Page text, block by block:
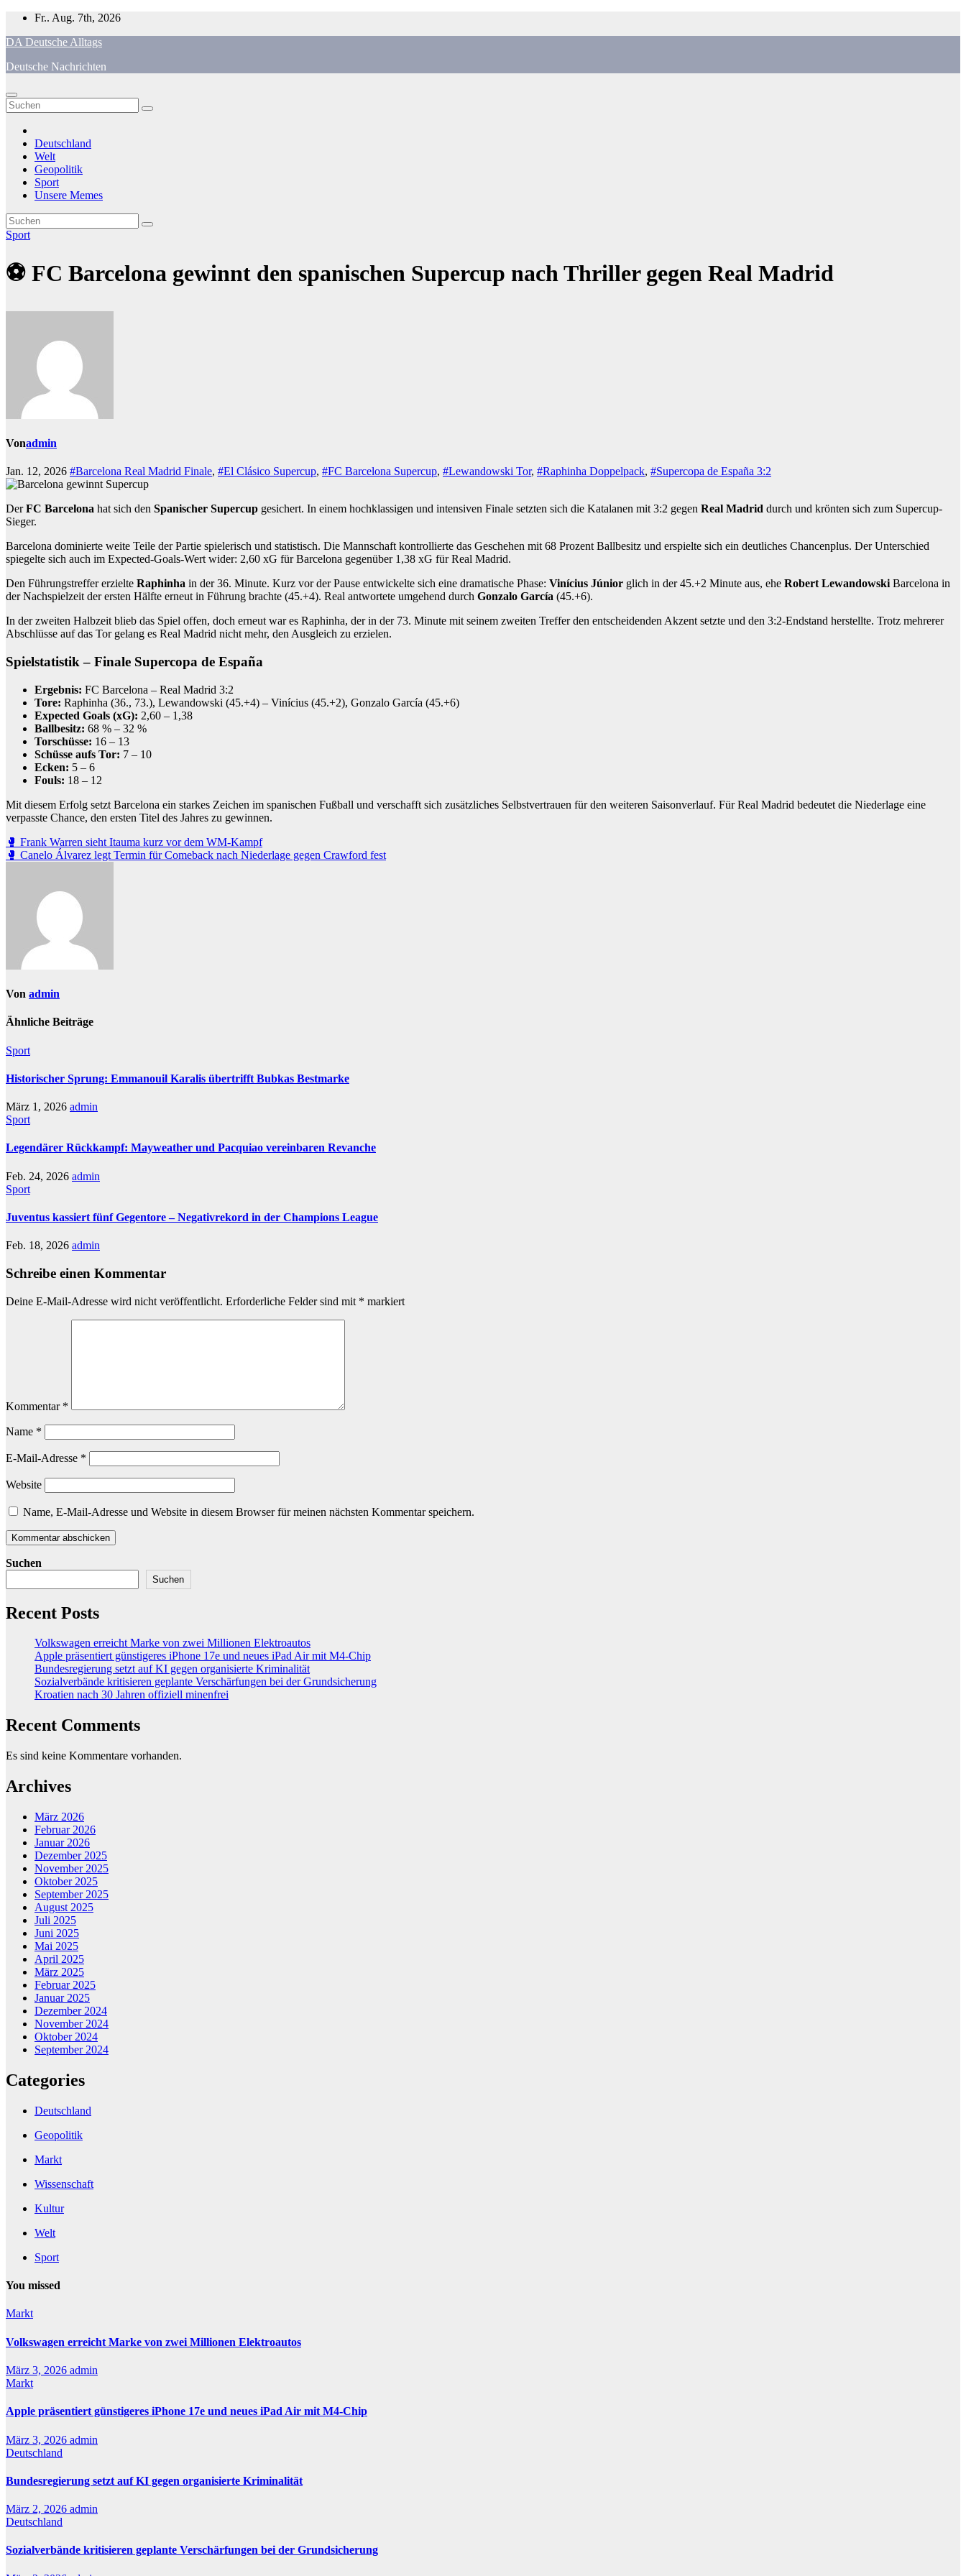
Zum
springen
Fr.. Aug. 7th, 2026
DA Deutsche Alltags
Deutsche Nachrichten
Deutschland
Welt
Geopolitik
Sport
Unsere Memes
Sport
⚽ FC Barcelona gewinnt den spanischen Supercup nach Thriller gegen Real Madrid
Vonadmin
Jan. 12, 2026 #Barcelona Real Madrid Finale, #El Clásico Supercup, #FC Barcelona Supercup, #Lewandowski Tor, #Raphinha Doppelpack, #Supercopa de España 3:2
DerFC Barcelona hat sich den Spanischer Supercup gesichert. In einem hochklassigen und intensiven Finale setzten sich die Katalanen mit 3:2 gegen Real Madrid durch und krönten sich zum Supercup-
Sieger.
Barcelona dominierte weite Teile der Partie spielerisch und statistisch. Die Mannschaft kontrollierte das Geschehen mit 68 Prozent Ballbesitz und erspielte sich ein deutliches Chancenplus. Der Unterschied
spiegelte sich auch im Expected-Goals-Wert wider: 2,60 xG für Barcelona gegenüber 1,38 xG für Real Madrid.
Den Führungstreffer erzielte Raphinha in der 36. Minute. Kurz vor der Pause entwickelte sich eine dramatische Phase: Vinícius Júnior glich in der 45.+2 Minute aus, ehe Robert LewandowskiBarcelona in
der Nachspielzeit der ersten Hälfte erneut in Führung brachte (45.+4). Real antwortete umgehend durch Gonzalo García (45.+6).
In der zweiten Halbzeit blieb das Spiel offen, doch erneut war es Raphinha, der in der 73. Minute mit seinem zweiten Treffer den entscheidenden Akzent setzte und den 3:2-Endstand herstellte. Trotz mehrerer
Abschlüsse auf das Tor gelang es Real Madrid nicht mehr, den Ausgleich zu erzielen.
Spielstatistik – Finale Supercopa de España
Ergebnis: FC Barcelona – Real Madrid 3:2
Tore: Raphinha (36., 73.), Lewandowski (45.+4) – Vinícius (45.+2), Gonzalo García (45.+6)
Expected Goals (xG): 2,60 – 1,38
Ballbesitz: 68 % – 32 %
Torschüsse: 16 – 13
Schüsse aufs Tor: 7 – 10
Ecken: 5 – 6
Fouls: 18 – 12
Mit diesem Erfolg setzt Barcelona ein starkes Zeichen im spanischen Fußball und verschafft sich zusätzliches Selbstvertrauen für den weiteren Saisonverlauf. Für Real Madrid bedeutet die Niederlage eine
verpasste Chance, den ersten Titel des Jahres zu gewinnen.
Beitragsnavigation
🥊 Frank Warren sieht Itauma kurz vor dem WM-Kampf
🥊 Canelo Álvarez legt Termin für Comeback nach Niederlage gegen Crawford fest
Von admin
Ähnliche Beiträge
Sport
Historischer Sprung: Emmanouil Karalis übertrifft Bubkas Bestmarke
März 1, 2026 admin
Sport
Legendärer Rückkampf: Mayweather und Pacquiao vereinbaren Revanche
Feb. 24, 2026 admin
Sport
Juventus kassiert fünf Gegentore – Negativrekord in der Champions League
Feb. 18, 2026 admin
Schreibe einen Kommentar
Deine E-Mail-Adresse wird nicht veröffentlicht. Erforderliche Felder sind mit * markiert
Kommentar *
Name *
E-Mail-Adresse *
Website
Name, E-Mail-Adresse und Website in diesem Browser für meinen nächsten Kommentar speichern.
Suchen
Suchen
Recent Posts
Volkswagen erreicht Marke von zwei Millionen Elektroautos
Apple präsentiert günstigeres iPhone 17e und neues iPad Air mit M4-Chip
Bundesregierung setzt auf KI gegen organisierte Kriminalität
Sozialverbände kritisieren geplante Verschärfungen bei der Grundsicherung
Kroatien nach 30 Jahren offiziell minenfrei
Recent Comments
Es sind keine Kommentare vorhanden.
Archives
März 2026
Februar 2026
Januar 2026
Dezember 2025
November 2025
Oktober 2025
September 2025
August 2025
Juli 2025
Juni 2025
Mai 2025
April 2025
März 2025
Februar 2025
Januar 2025
Dezember 2024
November 2024
Oktober 2024
September 2024
Categories
Deutschland
Geopolitik
Markt
Wissenschaft
Kultur
Welt
Sport
You missed
Markt
Volkswagen erreicht Marke von zwei Millionen Elektroautos
März 3, 2026 admin
Markt
Apple präsentiert günstigeres iPhone 17e und neues iPad Air mit M4-Chip
März 3, 2026 admin
Deutschland
Bundesregierung setzt auf KI gegen organisierte Kriminalität
März 2, 2026 admin
Deutschland
Sozialverbände kritisieren geplante Verschärfungen bei der Grundsicherung